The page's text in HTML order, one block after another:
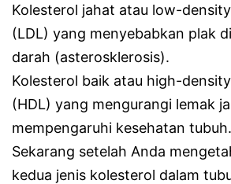
Kolesterol jahat atau low-
(LDL) yang menyebabkan plak
darah (asterosklerosis).
Kolesterol baik atau high-
(HDL) yang mengurangi lemak
mempengaruhi kesehatan tubuh.
Sekarang setelah Anda
kedua jenis kolesterol dalam